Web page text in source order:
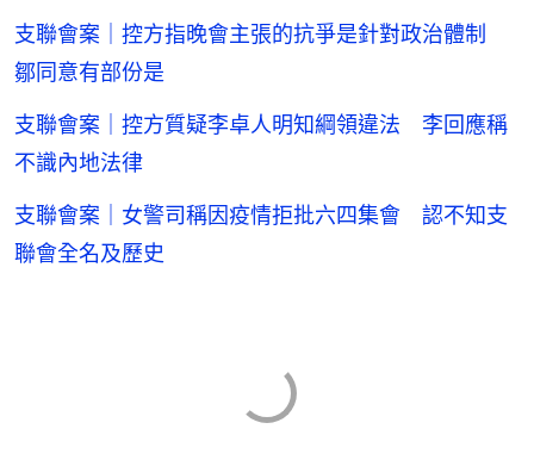
支聯會案｜控方指晚會主張的抗爭是針對政治體制
鄒同意有部份是
支聯會案｜控方質疑李卓人明知綱領違法 李回應稱
不識內地法律
支聯會案｜女警司稱因疫情拒批六四集會 認不知支
聯會全名及歷史